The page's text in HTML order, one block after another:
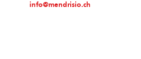
info@mendrisio.ch